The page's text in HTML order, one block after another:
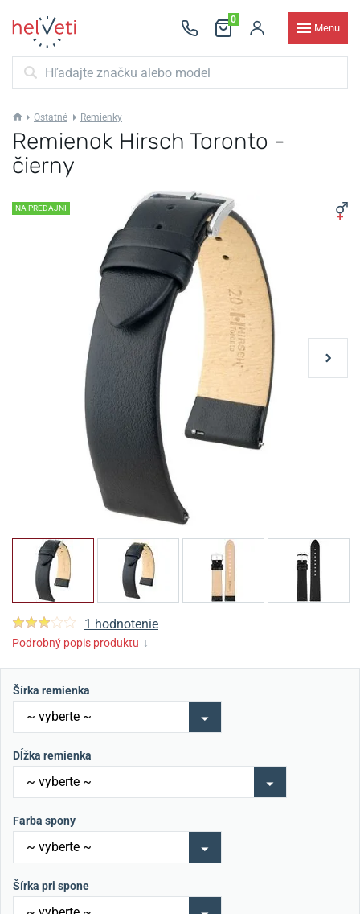
0
Menu
Ostatné Remienky
Remienok Hirsch Toronto -
čierny
NA PREDAJNI
1 hodnotenie
Podrobný popis produktu ↓
Šírka remienka
Dĺžka remienka
Farba spony
Šírka pri spone